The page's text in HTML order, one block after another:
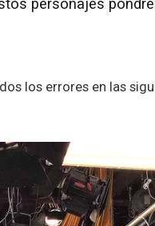
personajes
los errores en las